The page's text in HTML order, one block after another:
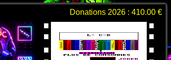
Donations 2026 : 410.00 €